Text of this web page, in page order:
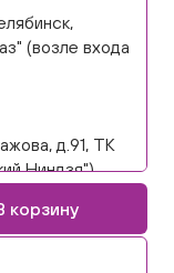
(возле входа
д.91, ТК
Ниндзя")
д91/1 (на
корзину